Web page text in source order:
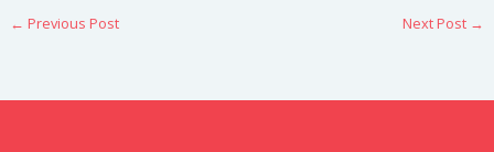
← Previous Post Next Post →